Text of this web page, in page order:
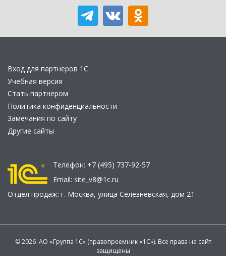
Вход для партнеров 1С
Учебная версия
Стать партнером
Политика конфиденциальности
Замечания по сайту
Другие сайты
Телефон: +7 (495) 737-92-57
Email: site_v8@1c.ru
Отдел продаж: г. Москва, улица Селезнёвская, дом 21
© 2026 АО «Группа 1С» (правопреемник «1С»). Все права на сайт
защищены